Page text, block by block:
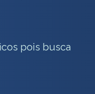
pois busca